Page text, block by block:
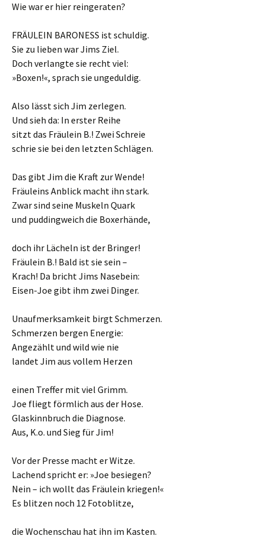
Wie war er hier reingeraten?
FRÄULEIN BARONESS ist schuldig.
Sie zu lieben war Jims Ziel.
Doch verlangte sie recht viel:
»Boxen!«, sprach sie ungeduldig.
Also lässt sich Jim zerlegen.
Und sieh da: In erster Reihe
sitzt das Fräulein B.! Zwei Schreie
schrie sie bei den letzten Schlägen.
Das gibt Jim die Kraft zur Wende!
Fräuleins Anblick macht ihn stark.
Zwar sind seine Muskeln Quark
und puddingweich die Boxerhände,
doch ihr Lächeln ist der Bringer!
Fräulein B.! Bald ist sie sein –
Krach! Da bricht Jims Nasebein:
Eisen-Joe gibt ihm zwei Dinger.
Unaufmerksamkeit birgt Schmerzen.
Schmerzen bergen Energie:
Angezählt und wild wie nie
landet Jim aus vollem Herzen
einen Treffer mit viel Grimm.
Joe fliegt förmlich aus der Hose.
Glaskinnbruch die Diagnose.
Aus, K.o. und Sieg für Jim!
Vor der Presse macht er Witze.
Lachend spricht er: »Joe besiegen?
Nein – ich wollt das Fräulein kriegen!«
Es blitzen noch 12 Fotoblitze,
die Wochenschau hat ihn im Kasten.